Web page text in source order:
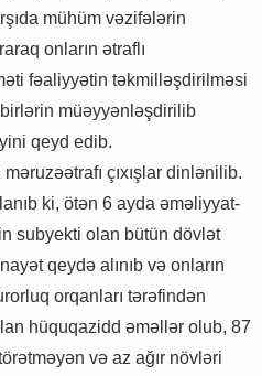
mühüm vəzifələrin
onların ətraflı
fəaliyyətin təkmilləşdirilməsi
müəyyənləşdirilib
qeyd edib.
çıxışlar dinlənilib.
ki, ötən 6 ayda əməliyyat-
subyekti olan bütün dövlət
qeydə alınıb və onların
orqanları tərəfindən
hüquqazidd əməllər olub, 87
və az ağır növləri